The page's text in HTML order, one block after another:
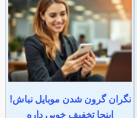
نگران گرون شدن موبایل نباش!
اینجا تخفیف خوبی داره